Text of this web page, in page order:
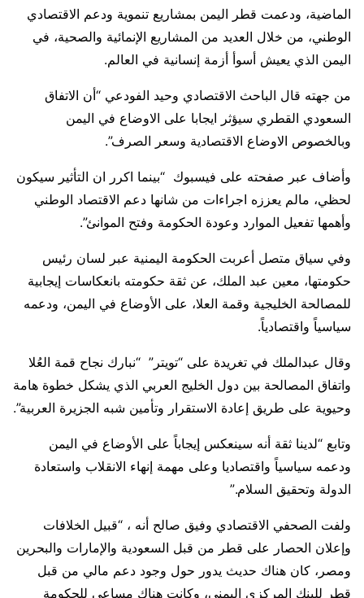
الماضية، ودعمت قطر اليمن بمشاريع تنموية ودعم الاقتصادي
الوطني، من خلال العديد من المشاريع الإنمائية والصحية، في
اليمن الذي يعيش أسوأ أزمة إنسانية في العالم.
من جهته قال الباحث الاقتصادي وحيد الفودعي “أن الاتفاق
السعودي القطري سيؤثر ايجابا على الاوضاع في اليمن
وبالخصوص الاوضاع الاقتصادية وسعر الصرف”.
وأضاف عبر صفحته على فيسبوك “بينما اكرر ان التأثير سيكون
لحظي، مالم يعززه اجراءات من شانها دعم الاقتصاد الوطني
وأهمها تفعيل الموارد وعودة الحكومة وفتح الموانئ”.
وفي سياق متصل أعربت الحكومة اليمنية عبر لسان رئيس
حكومتها، معين عبد الملك، عن ثقة حكومته بانعكاسات إيجابية
للمصالحة الخليجية وقمة العلا، على الأوضاع في اليمن، ودعمه
سياسياً واقتصادياً.
وقال عبدالملك في تغريدة على “تويتر” “نبارك نجاح قمة العُلا
واتفاق المصالحة بين دول الخليج العربي الذي يشكل خطوة هامة
وحيوية على طريق إعادة الاستقرار وتأمين شبه الجزيرة العربية”.
وتابع “لدينا ثقة أنه سينعكس إيجاباً على الأوضاع في اليمن
ودعمه سياسياً واقتصاديا وعلى مهمة إنهاء الانقلاب واستعادة
الدولة وتحقيق السلام.”
ولفت الصحفي الاقتصادي وفيق صالح أنه ، “قبيل الخلافات
وإعلان الحصار على قطر من قبل السعودية والإمارات والبحرين
ومصر، كان هناك حديث يدور حول وجود دعم مالي من قبل
قطر للبنك المركزي اليمني، وكانت هناك مساعي للحكومة